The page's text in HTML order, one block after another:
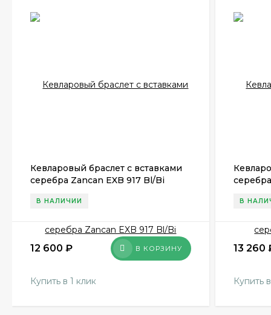
Кевларовый браслет с вставками
серебра Zancan EXB 917 Bl/Bi
В НАЛИЧИИ
12 600 ₽ В КОРЗИНУ
Купить в 1 клик
В
13 260
Купить